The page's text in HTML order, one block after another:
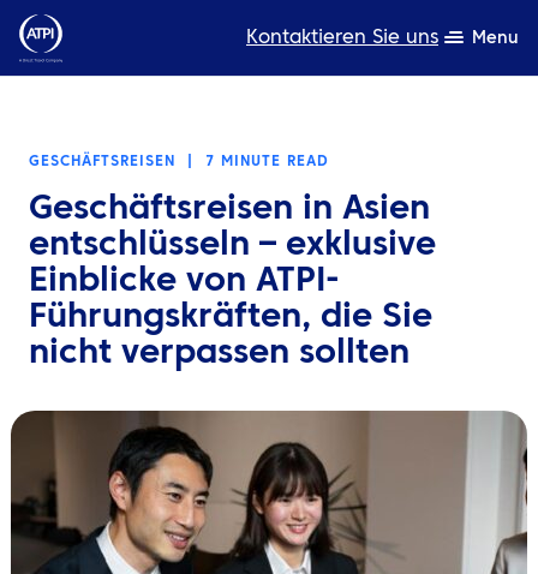
Kontaktieren Sie uns Menu
Ressourcen
Über uns
Nachhaltigkeit
DE
GESCHÄFTSREISEN 7 MINUTE READ
Geschäftsreisen in Asien
entschlüsseln – exklusive
Einblicke von ATPI-
Führungskräften, die Sie
nicht verpassen sollten